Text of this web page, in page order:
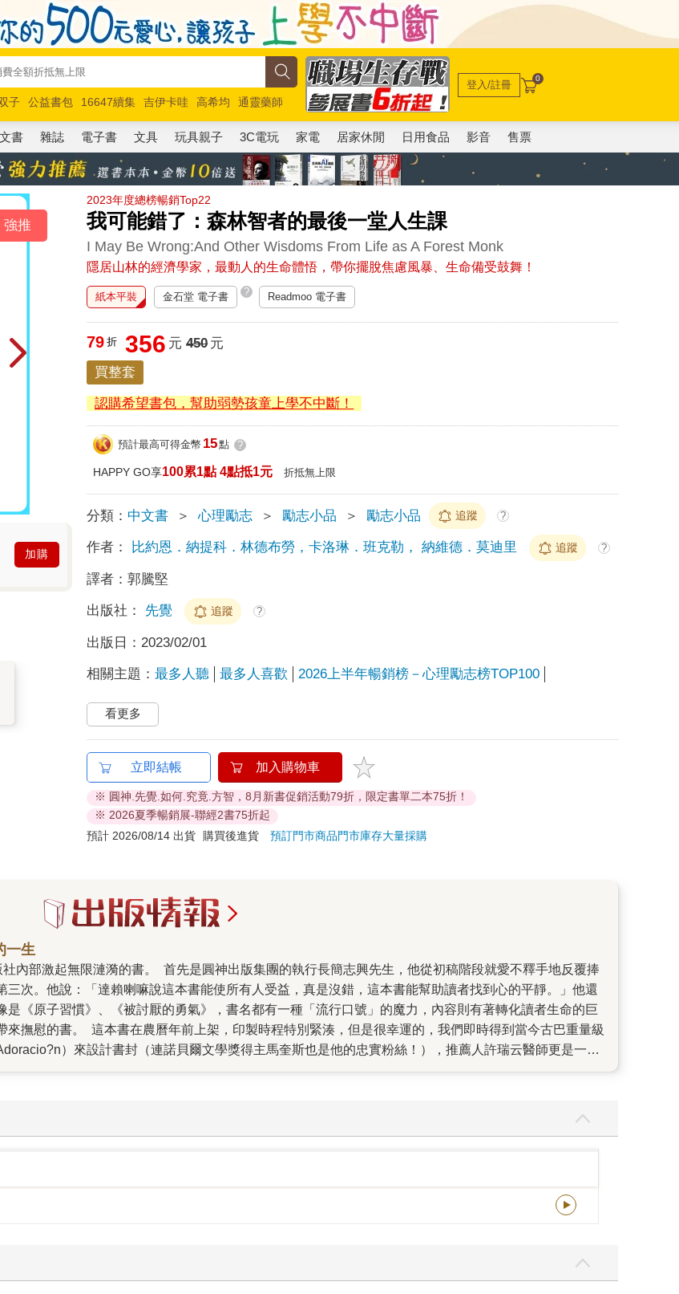
子 公益書包 16647續集 吉伊卡哇 高希均
通靈藥師
作 馬斯克 玩具總動員5 超慢跑
登入/註冊 0
書 雜誌 電子書 文具 玩具親子 3C電玩 家電 居家休閒 日用食品 影音 售票
2023年度總榜暢銷Top22
我可能錯了：森林智者的最後一堂人生課
I May Be Wrong:And Other Wisdoms From Life as A Forest Monk
隱居山林的經濟學家，最動人的生命體悟，帶你擺脫焦慮風暴、生命備受鼓舞！
強推
加購
紙本平裝 金石堂 電子書 ? Readmoo 電子書
79 折 356 元 450元
買整套
認購希望書包，幫助弱勢孩童上學不中斷！
預計最高可得金幣 15點 ?
HAPPY GO享100累1點 4點抵1元 折抵無上限
分類： 中文書 ＞ 心理勵志 ＞ 勵志小品 ＞ 勵志小品 追蹤 ?
作者： 比約恩．納提科．林德布勞，卡洛琳．班克勒， 納維德．莫迪里 追蹤 ?
譯者：郭騰堅
出版社： 先覺 追蹤 ?
出版日： 2023/02/01
相關主題：最多人聽 最多人喜歡 2026上半年暢銷榜－心理勵志榜TOP100
看更多
立即結帳 加入購物車
※ 圓神.先覺.如何.究竟.方智，8月新書促銷活動79折，限定書單二本75折！
※ 2026夏季暢銷展-聯經2書75折起
預計 2026/08/14 出貨
購買後進貨預訂門市商品門市庫存大量採購
一生
次。他說：「達賴喇嘛說這本書能使所有人受益，真是沒錯，這本書能幫助讀者找到心的平靜。」他還
《原子習慣》、《被討厭的勇氣》，書名都有一種「流行口號」的魔力，內容則有著轉化讀者生命的巨
撫慰的書。 這本書在農曆年前上架，印製時程特別緊湊，但是很幸運的，我們即時得到當今古巴重量級
）來設計書封（連諾貝爾文學獎得主馬奎斯也是他的忠實粉絲！），推薦人許瑞云醫師更是一個
多人說，掩卷後放聲大哭，同時感覺到心溫暖了起來，這不是一本悲傷的書，而是一本安慰之書，會讓人
了來自圓神執行長身為出版人對於好書的熱切目光，我也實實在在地在《我可能錯了》出版前夕，感受到
了」、「我錯了」、「我真的錯了」作為工作溝通時的開場白，打開EMAIL，我不禁會心一笑，同時也深
句話所帶來的暫停、柔軟和寬容，一切都變得容易許多。 《我可能錯了》聽似輕描淡寫，但這卻是比約
憂鬱風暴、找到摯愛卻罹患罕病的巨大打擊、陪伴父親經歷安樂死，又正面擁抱自己的生命終點之後，所
上，不需要十秒鐘，卻能改變你的一生。